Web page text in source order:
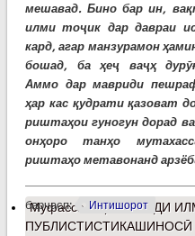
мешавад. Бино бар ин,
илми тоҷик дар давраи
кард, агар манзурамон
бошад, ба ҳеҷ ваҷҳ
Аммо дар мавриди
ҳар кас қудрати қазоват
риштаҳои гуногун дорад
онҳоро танҳо
риштаҳо метавонанд
барчасп: Интишорот
Муфассалтаро РУШДИ
ПУБЛИСТИСТИКАШИНОСӢ